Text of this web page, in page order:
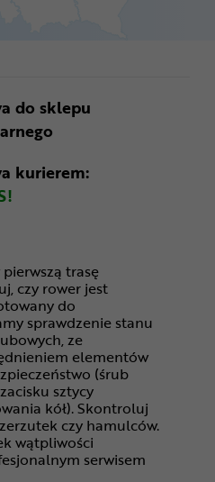
do sklepu
kurierem:
trasę
czy rower jest
do
sprawdzenie stanu
ze
elementów
(śrub
sztycy
kół). Skontroluj
czy hamulców.
wątpliwości
serwisem